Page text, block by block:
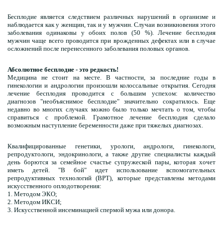
Бесплодие является следствием различных нарушений в организме и
наблюдается как у женщин, так и у мужчин. Случаи возникновения этого
заболевания одинаковы у обоих полов (50 %). Лечение бесплодия
мужчин чаще всего проводится при врожденных дефектах или в случае
осложнений после перенесенного заболевания половых органов.
Абсолютное бесплодие - это редкость!
Медицина не стоит на месте. В частности, за последние годы в
гинекологии и андрологии произошли колоссальные открытия. Сегодня
лечение бесплодия проводится с большим успехом: количество
диагнозов "необъяснимое бесплодие" значительно сократилось. Еще
недавно во многих случаях можно было только мечтать о том, чтобы
справиться с проблемой. Грамотное лечение бесплодия сделало
возможным наступление беременности даже при тяжелых диагнозах.
Квалифицированные генетики, урологи, андрологи, гинекологи,
репродуктологи, эндокринологи, а также другие специалисты каждый
день борются за семейное счастье супружеской пары, которая хочет
иметь детей. "В бой" идет использование вспомогательных
репродуктивных технологий (ВРТ), которые представлены методами
искусственного оплодотворения:
1. Методом ЭКО;
2. Методом ИКСИ;
3. Искусственной инсеминацией спермой мужа или донора.